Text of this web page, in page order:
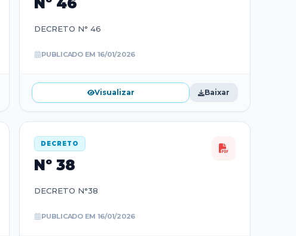
DECRETO N° 46
PUBLICADO EM 16/01/2026
Visualizar Baixar
DECRETO
Nº38
DECRETO N°38
PUBLICADO EM 16/01/2026